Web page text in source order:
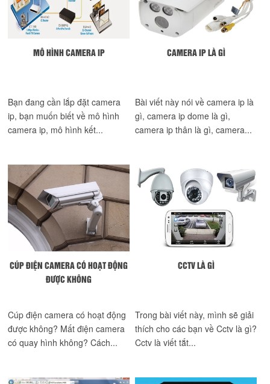
MÔ HÌNH CAMERA IP
Bạn đang cần lắp đặt camera
ip, bạn muốn biết về mô hình
camera ip, mô hình kết...
CAMERA IP LÀ GÌ
Bài viết này nói về camera ip là
gì, camera ip dome là gì,
camera ip thân là gì, camera...
CÚP ĐIỆN CAMERA CÓ HOẠT ĐỘNG
ĐƯỢC KHÔNG
Cúp điện camera có hoạt động
được không? Mất điện camera
có quay hình không? Cách...
CCTV LÀ GÌ
Trong bài viết này, mình sẽ giải
thích cho các bạn về Cctv là gì?
Cctv là viết tắt...